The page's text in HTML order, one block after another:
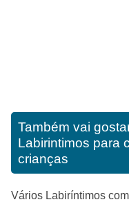
Também vai
Labirintimos para
crianças
Vários Labiríntimos